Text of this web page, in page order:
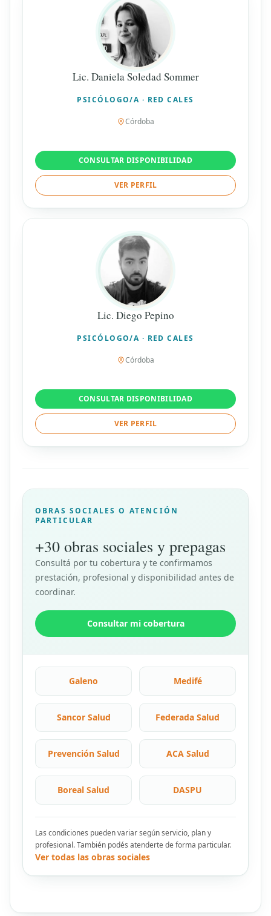
Lic. Daniela Soledad Sommer
PSICÓLOGO/A · RED CALES
Córdoba
CONSULTAR DISPONIBILIDAD
VER PERFIL
Lic. Diego Pepino
PSICÓLOGO/A · RED CALES
Córdoba
CONSULTAR DISPONIBILIDAD
VER PERFIL
OBRAS SOCIALES O ATENCIÓN
PARTICULAR
+30 obras sociales y prepagas
Consultá por tu cobertura y te confirmamos
prestación, profesional y disponibilidad antes de
coordinar.
Consultar mi cobertura
Galeno Medifé
Sancor Salud Federada Salud
Prevención Salud ACA Salud
Boreal Salud DASPU
Las condiciones pueden variar según servicio, plan y
profesional. También podés atenderte de forma particular.
Ver todas las obras sociales